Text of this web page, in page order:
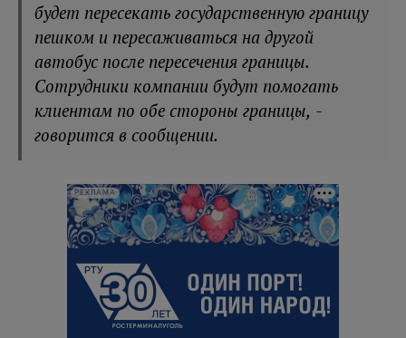
будет пересекать государственную границу
пешком и пересаживаться на другой
автобус после пересечения границы.
Сотрудники компании будут помогать
клиентам по обе стороны границы, -
говорится в сообщении.
РЕКЛАМА